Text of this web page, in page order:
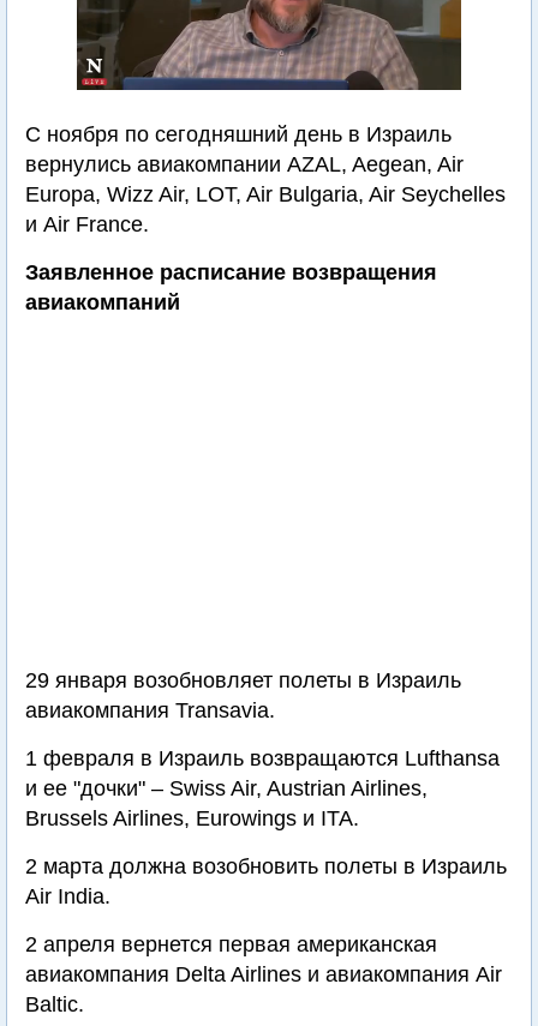
С ноября по сегодняшний день в Израиль
вернулись авиакомпании AZAL, Aegean, Air
Europa, Wizz Air, LOT, Air Bulgaria, Air Seychelles
и Air France.
Заявленное расписание возвращения
авиакомпаний
29 января возобновляет полеты в Израиль
авиакомпания Transavia.
1 февраля в Израиль возвращаются Lufthansa
и ее "дочки" – Swiss Air, Austrian Airlines,
Brussels Airlines, Eurowings и ITA.
2 марта должна возобновить полеты в Израиль
Air India.
2 апреля вернется первая американская
авиакомпания Delta Airlines и авиакомпания Air
Baltic.